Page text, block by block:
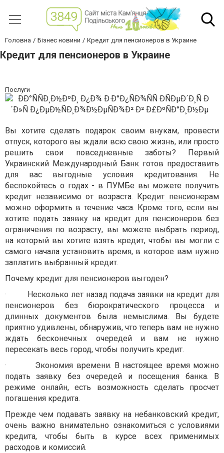
Головна Бізнес новини Кредит для пенсионеров в Украине
Кредит для пенсионеров в Украине
Послуги
Вы хотите сделать подарок своим внукам, провести
отпуск, которого вы ждали всю свою жизнь, или просто
решить свои повседневные заботы? Первый
Украинский Международный Банк готов предоставить
для вас выгодные условия кредитования. Не
беспокойтесь о годах - в ПУМБе вы можете получить
кредит независимо от возраста. Кредит пенсионерам
можно оформить в течение часа. Кроме того, если вы
хотите подать заявку на кредит для пенсионеров без
ограничения по возрасту, вы можете выбрать период,
на который вы хотите взять кредит, чтобы вы могли с
самого начала установить время, в которое вам нужно
заплатить выбранный кредит.
Почему кредит для пенсионеров выгоден?
· Несколько лет назад подача заявки на кредит для
пенсионеров без бюрократического процесса и
длинных документов была немыслима. Вы будете
приятно удивлены, обнаружив, что теперь вам не нужно
ждать бесконечных очередей и вам не нужно
пересекать весь город, чтобы получить кредит.
· Экономия времени. В настоящее время можно
подать заявку без очередей и посещения банка. В
режиме онлайн, есть возможность сделать просчет
погашения кредита.
Прежде чем подавать заявку на небанковский кредит,
очень важно внимательно ознакомиться с условиями
кредита, чтобы быть в курсе всех применимых
расходов и комиссий.